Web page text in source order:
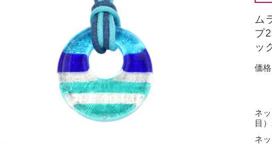
ム
プ
ッ
価
ネ
目
ネ